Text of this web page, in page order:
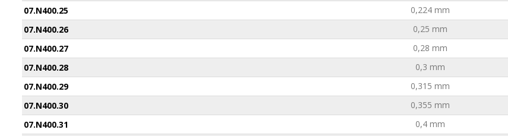
07.N400.25
0,224 mm
07.N400.26
0,25 mm
07.N400.27
0,28 mm
07.N400.28
0,3 mm
07.N400.29
0,315 mm
07.N400.30
0,355 mm
07.N400.31
0,4 mm